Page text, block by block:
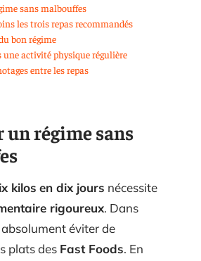
sans malbouffes
les trois repas recommandés
bon régime
une activité physique régulière
entre les repas
un régime sans
kilos en dix jours nécessite
rigoureux. Dans
éviter de
plats des Fast Foods. En